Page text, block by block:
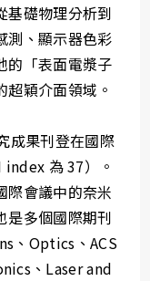
基礎物理分析到
測、顯示器色彩
的「表面電漿子
穎介面領域。
成果刊登在國際
為 37）。
際會議中的奈米
是多個國際期刊
、Optics、ACS
、Laser and